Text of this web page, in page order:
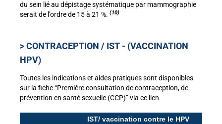
du sein lié au dépistage systématique par mammographie
serait de l’ordre de 15 à 21 %. (10)
> CONTRACEPTION / IST - (VACCINATION
HPV)
Toutes les indications et aides pratiques sont disponibles
sur la fiche “Première consultation de contraception, de
prévention en santé sexuelle (CCP)” via ce lien
IST/ vaccination contre le HPV